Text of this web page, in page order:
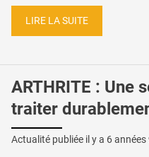
LIRE LA SUITE
ARTHRITE : Une
traiter
Actualité publiée il y a 6 années